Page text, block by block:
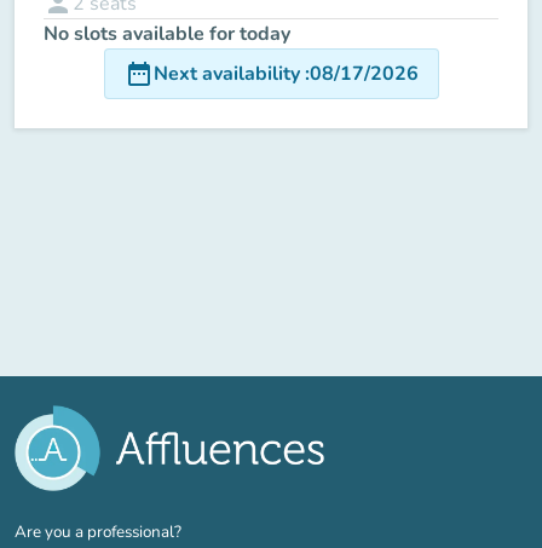
No slots available for today
date_rangeNext availability:08/17/2026
Are you a professional?(new tab)